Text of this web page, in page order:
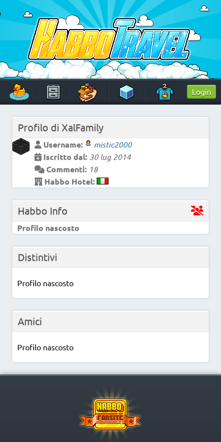
to
content
HabboTravel
Un viaggio di pixel!
Login
Profilo di XalFamily
Username:
mistic2000
Iscritto dal: 30 lug 2014
Commenti: 18
Habbo Hotel:
Habbo Info
Profilo nascosto
Distintivi
Profilo nascosto
Amici
Profilo nascosto